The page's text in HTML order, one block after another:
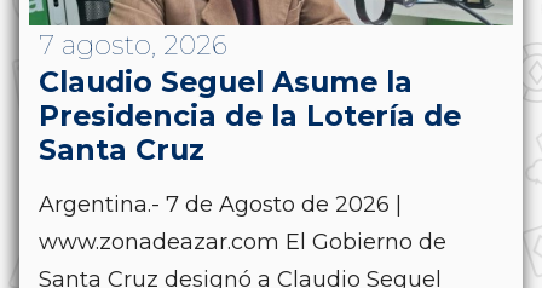
7 agosto, 2026
Claudio Seguel Asume la
Presidencia de la Lotería de
Santa Cruz
Argentina.- 7 de Agosto de 2026 |
www.zonadeazar.com El Gobierno de
Santa Cruz designó a Claudio Seguel